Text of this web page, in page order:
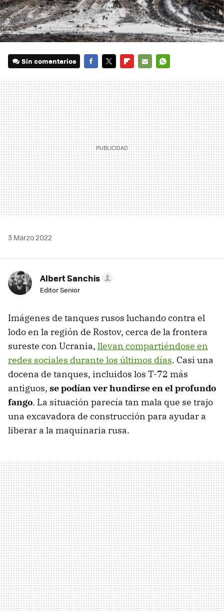
Sin comentarios
MAIL
3 Marzo 2022
Albert Sanchis
Editor Senior
Imágenes de tanques rusos luchando contra el
lodo en la región de Rostov, cerca de la frontera
sureste con Ucrania, llevan compartiéndose en
redes sociales durante los últimos días. Casi una
docena de tanques, incluidos los T-72 más
antiguos, se podían ver hundirse en el profundo
fango. La situación parecía tan mala que se trajo
una excavadora de construcción para ayudar a
liberar a la maquinaria rusa.